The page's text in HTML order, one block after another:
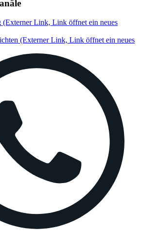
(Externer Link, Link öffnet ein neues
(Externer Link, Link öffnet ein neues